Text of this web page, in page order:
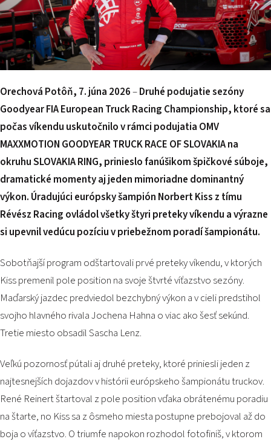
2026 EVENTS
CONTACTS
Orechová Potôň, 7. júna 2026–Druhé podujatie sezóny
Goodyear FIA European Truck Racing Championship, ktoré sa
počas víkendu uskutočnilo v rámci podujatia OMV
MAXXMOTION GOODYEAR TRUCK RACE OF SLOVAKIA na
okruhu SLOVAKIA RING, prinieslo fanúšikom špičkové súboje,
dramatické momenty aj jeden mimoriadne dominantný
výkon. Úradujúci európsky šampión Norbert Kiss z tímu
Révész Racing ovládol všetky štyri preteky víkendu a výrazne
si upevnil vedúcu pozíciu v priebežnom poradí šampionátu.
Sobotňajší program odštartovali prvé preteky víkendu, v ktorých
Kiss premenil pole position na svoje štvrté víťazstvo sezóny.
Maďarský jazdec predviedol bezchybný výkon a v cieli predstihol
svojho hlavného rivala Jochena Hahna o viac ako šesť sekúnd.
Tretie miesto obsadil Sascha Lenz.
Veľkú pozornosť pútali aj druhé preteky, ktoré priniesli jeden z
najtesnejších dojazdov v histórii európskeho šampionátu truckov.
René Reinert štartoval z pole position vďaka obrátenému poradiu
na štarte, no Kiss sa z ôsmeho miesta postupne prebojoval až do
boja o víťazstvo. O triumfe napokon rozhodol fotofiniš, v ktorom